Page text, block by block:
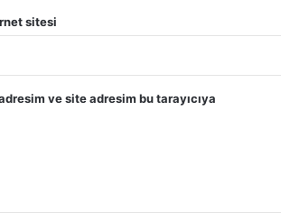
sitesi
ve site adresim bu tarayıcıya